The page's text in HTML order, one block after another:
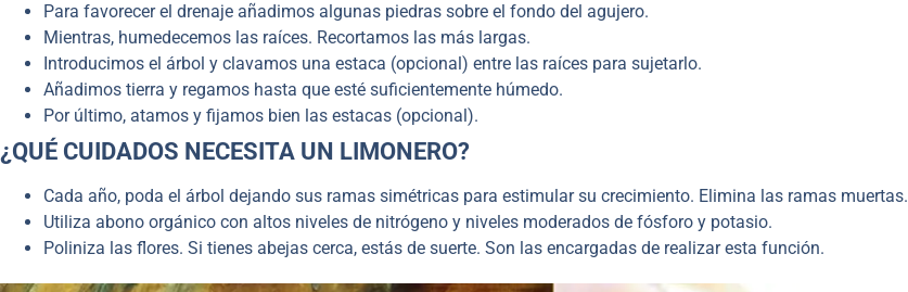
Para favorecer el drenaje añadimos algunas piedras sobre el fondo del agujero.
Mientras, humedecemos las raíces. Recortamos las más largas.
Introducimos el árbol y clavamos una estaca (opcional) entre las raíces para sujetarlo.
Añadimos tierra y regamos hasta que esté suficientemente húmedo.
Por último, atamos y fijamos bien las estacas (opcional).
¿QUÉ CUIDADOS NECESITA UN LIMONERO?
Cada año, poda el árbol dejando sus ramas simétricas para estimular su crecimiento. Elimina las ramas muertas.
Utiliza abono orgánico con altos niveles de nitrógeno y niveles moderados de fósforo y potasio.
Poliniza las flores. Si tienes abejas cerca, estás de suerte. Son las encargadas de realizar esta función.